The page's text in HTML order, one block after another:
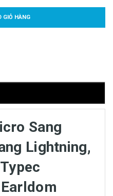
GIỎ HÀNG
Sang
Lightning,